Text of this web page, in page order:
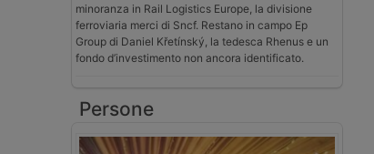
minoranza in Rail Logistics Europe, la divisione
ferroviaria merci di Sncf. Restano in campo Ep
Group di Daniel Křetínský, la tedesca Rhenus e un
fondo d’investimento non ancora identificato.
Persone